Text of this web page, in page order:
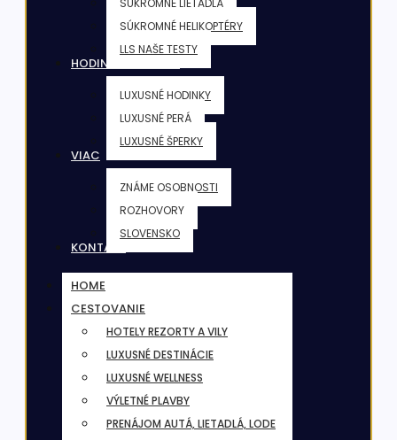
SÚKROMNÉ LIETADLÁ
SÚKROMNÉ HELIKOPTÉRY
LLS NAŠE TESTY
HODINKY & ŠPERKY
LUXUSNÉ HODINKY
LUXUSNÉ PERÁ
LUXUSNÉ ŠPERKY
VIAC
ZNÁME OSOBNOSTI
ROZHOVORY
SLOVENSKO
KONTAKT
HOME
CESTOVANIE
HOTELY REZORTY A VILY
LUXUSNÉ DESTINÁCIE
LUXUSNÉ WELLNESS
VÝLETNÉ PLAVBY
PRENÁJOM AUTÁ, LIETADLÁ, LODE